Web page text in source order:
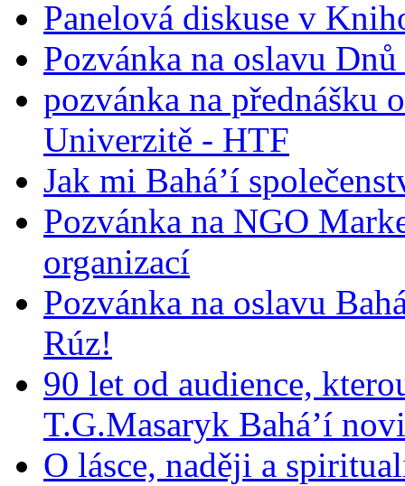
Panelová diskuse v
Pozvánka na oslavu
pozvánka na přednášku
Univerzitě - HTF
Jak mi Bahá’í
Pozvánka na NGO
organizací
Pozvánka na oslavu
Rúz!
90 let od audience,
T.G.Masaryk Bahá’í
O lásce, naději a